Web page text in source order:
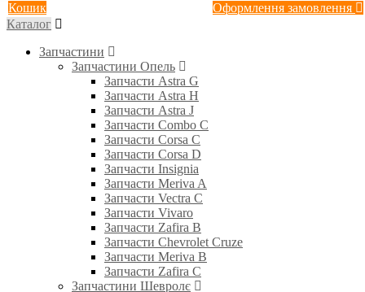
Кошик
Оформлення замовлення
Каталог
Запчастини
Запчастини Опель
Запчасти Astra G
Запчасти Astra H
Запчасти Astra J
Запчасти Combo C
Запчасти Corsa C
Запчасти Corsa D
Запчасти Insignia
Запчасти Meriva A
Запчасти Vectra C
Запчасти Vivaro
Запчасти Zafira B
Запчасти Chevrolet Cruze
Запчасти Meriva B
Запчасти Zafira C
Запчастини Шевролє